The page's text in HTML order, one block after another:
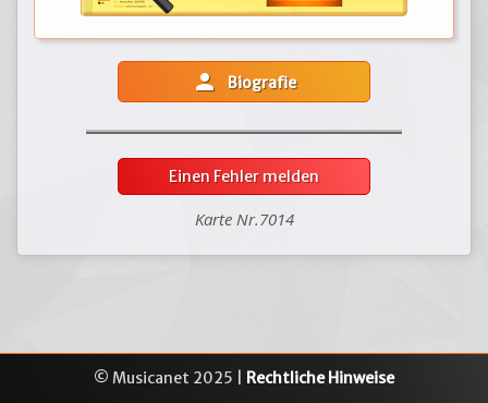
person Biografie
Einen Fehler melden
Karte Nr.7014
© Musicanet 2025 | Rechtliche Hinweise